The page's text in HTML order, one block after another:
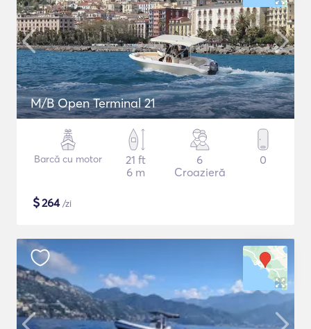
M/B Open Terminal 21
Barcă cu motor
21 ft
6 m
6
Croazieră
0
$264/zi